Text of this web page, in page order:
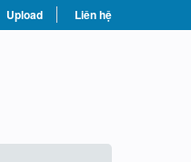
Upload Liên hệ